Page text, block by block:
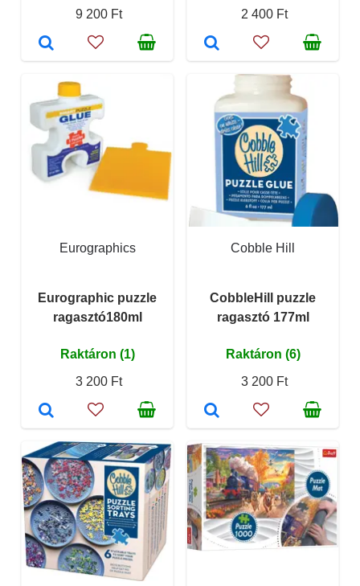
9 200 Ft
2 400 Ft
Eurographics
Eurographic puzzle
ragasztó180ml
Raktáron (1)
3 200 Ft
Cobble Hill
CobbleHill puzzle
ragasztó 177ml
Raktáron (6)
3 200 Ft